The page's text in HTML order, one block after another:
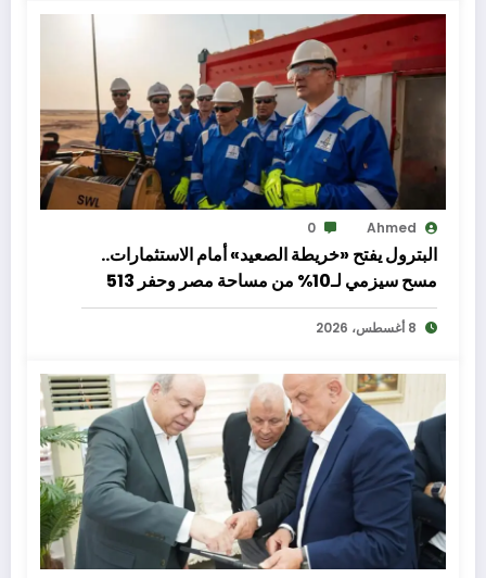
Ahmed
0
البترول يفتح «خريطة الصعيد» أمام الاستثمارات..
مسح سيزمي لـ10% من مساحة مصر وحفر 513
بئرًا لتعزيز الإنتاج والاستكشاف
8 أغسطس، 2026